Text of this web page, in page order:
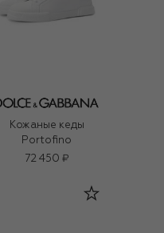
Кожаные кеды
Portofino
72 450 ₽